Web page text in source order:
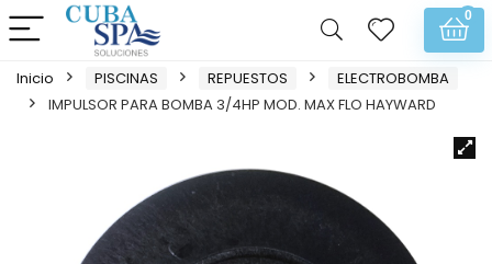
0
Inicio PISCINAS REPUESTOS
ELECTROBOMBA
IMPULSOR PARA BOMBA 3/4HP MOD. MAX FLO HAYWARD